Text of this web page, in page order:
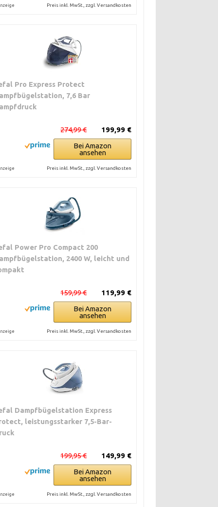
Preis inkl. MwSt., zzgl. Versandkosten
Pro Express Protect
7,6 Bar
199,99 €
274,99 €
Bei Amazon
ansehen
Preis inkl. MwSt., zzgl. Versandkosten
Power Pro Compact 200
2400 W, leicht und
119,99 €
159,99 €
Bei Amazon
ansehen
Preis inkl. MwSt., zzgl. Versandkosten
Dampfbügelstation Express
leistungsstarker 7,5-Bar-
149,99 €
199,95 €
Bei Amazon
ansehen
Preis inkl. MwSt., zzgl. Versandkosten